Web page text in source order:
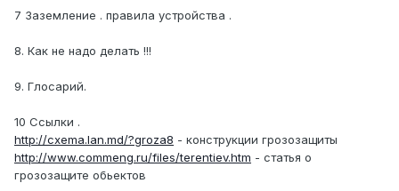
7 Заземление . правила устройства .
8. Как не надо делать !!!
9. Глосарий.
10 Ссылки .
http://cxema.lan.md/?groza8 - конструкции грозозащиты
http://www.commeng.ru/files/terentiev.htm - статья о
грозозащите обьектов